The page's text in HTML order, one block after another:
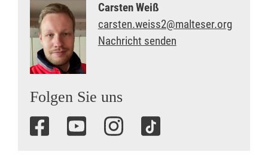
Carsten Weiß
carsten.weiss2@malteser.org
Nachricht senden
Folgen Sie uns